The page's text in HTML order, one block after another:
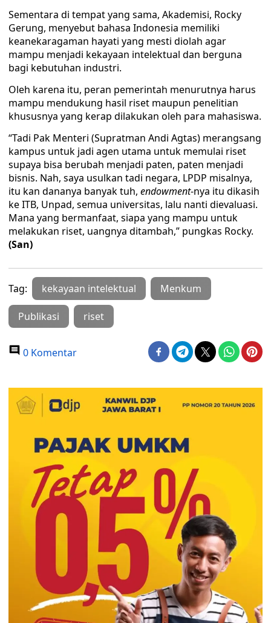
Sementara di tempat yang sama, Akademisi, Rocky
Gerung, menyebut bahasa Indonesia memiliki
keanekaragaman hayati yang mesti diolah agar
mampu menjadi kekayaan intelektual dan berguna
bagi kebutuhan industri.
Oleh karena itu, peran pemerintah menurutnya harus
mampu mendukung hasil riset maupun penelitian
khususnya yang kerap dilakukan oleh para mahasiswa.
“Tadi Pak Menteri (Supratman Andi Agtas) merangsang
kampus untuk jadi agen utama untuk memulai riset
supaya bisa berubah menjadi paten, paten menjadi
bisnis. Nah, saya usulkan tadi negara, LPDP misalnya,
itu kan dananya banyak tuh, endowment-nya itu dikasih
ke ITB, Unpad, semua universitas, lalu nanti dievaluasi.
Mana yang bermanfaat, siapa yang mampu untuk
melakukan riset, uangnya ditambah,” pungkas Rocky.
(San)
Tag: kekayaan intelektual Menkum
Publikasi riset
0 Komentar